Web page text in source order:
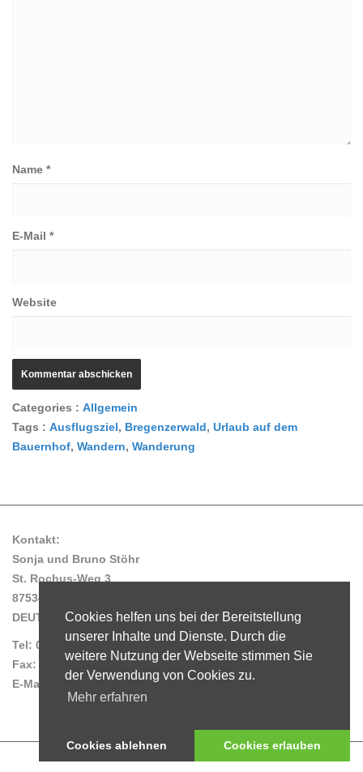
Cookies helfen uns bei der Bereitstellung
unserer Inhalte und Dienste. Durch die
weitere Nutzung der Webseite stimmen Sie
der Verwendung von Cookies zu.
Mehr erfahren
Cookies ablehnen Cookies erlauben
Name *
E-Mail *
Website
Categories : C
a
t
o
e
s
Allgemein
Tags : T
a
Ausflugsziel, Bregenzerwald, Urlaub auf dem
Bauernhof, Wandern, Wanderung
Kontakt:
Sonja und Bruno Stöhr
St. Rochus-Weg 3
87534 Oberstaufen/Steibis
DEUTSCHLAND
Tel: 0049/8386/96 26 72
Fax: 0049/8386/96 24 99
E-Mail: info@stoehrhof.de
AGB